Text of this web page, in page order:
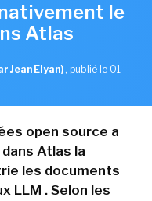
le
Atlas
Jean Elyan) , publié le 01
open source a
Atlas la
les documents
LLM . Selon les